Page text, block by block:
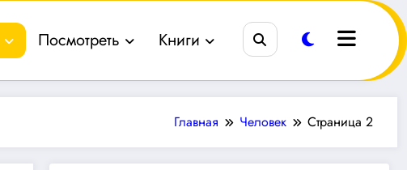
Посмотреть Книги
Главная Человек Страница 2